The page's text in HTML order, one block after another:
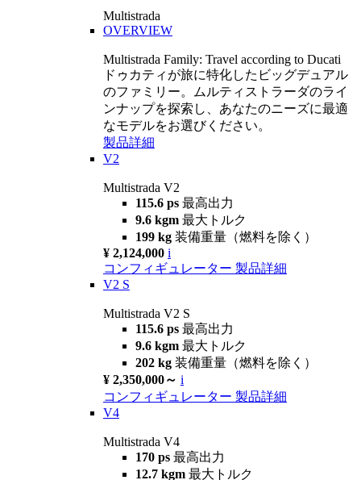
Multistrada
OVERVIEW
Multistrada Family: Travel according to Ducati
ドゥカティが旅に特化したビッグデュアル
のファミリー。ムルティストラーダのライ
ンナップを探索し、あなたのニーズに最適
なモデルをお選びください。
製品詳細
V2
Multistrada V2
115.6 ps 最高出力
9.6 kgm 最大トルク
199 kg 装備重量（燃料を除く）
¥ 2,124,000 i
コンフィギュレーター 製品詳細
V2 S
Multistrada V2 S
115.6 ps 最高出力
9.6 kgm 最大トルク
202 kg 装備重量（燃料を除く）
¥ 2,350,000～ i
コンフィギュレーター 製品詳細
V4
Multistrada V4
170 ps 最高出力
12.7 kgm 最大トルク